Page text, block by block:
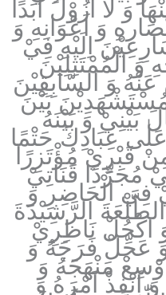
لَا اَزُوْلُ اَبَدًا
وَ اَعْوَانِهِ وَ
اِلَيْهِ فِيْ
الْمُمْتَثِلِيْنَ
عَنْهُ وَ السَّابِقِيْنَ
بَيْنَ
بَيْنِيْ وَ بَيْنَهُ
عِبَادِكَ حَتْمًا
قَبْرِيْ مُؤْتَزِرًا
مُجَرِّدًا قَنَاتِيْ
فِي الْحَاضِرِ وَ
الرَّشِيْدَةَ
اكْحُلْ نَاظِرِيْ
عَجِّلْ فَرَجَهُ وَ
مَنْهَجَهُ وَ
اَنْفِذْ اَمْرَهُ وَ